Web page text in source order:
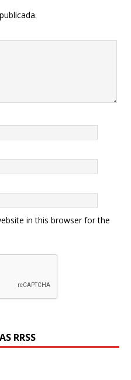
in this browser for the
RRSS